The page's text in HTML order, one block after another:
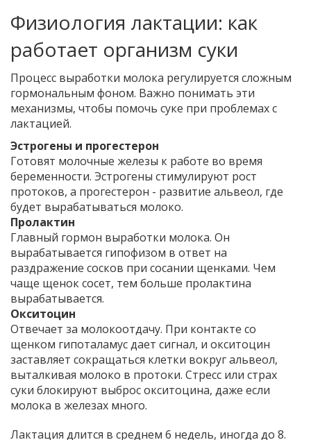
Физиология лактации: как
работает организм суки
Процесс выработки молока регулируется сложным
гормональным фоном. Важно понимать эти
механизмы, чтобы помочь суке при проблемах с
лактацией.
Эстрогены и прогестерон
Готовят молочные железы к работе во время
беременности. Эстрогены стимулируют рост
протоков, а прогестерон - развитие альвеол, где
будет вырабатываться молоко.
Пролактин
Главный гормон выработки молока. Он
вырабатывается гипофизом в ответ на
раздражение сосков при сосании щенками. Чем
чаще щенок сосет, тем больше пролактина
вырабатывается.
Окситоцин
Отвечает за молокоотдачу. При контакте со
щенком гипоталамус дает сигнал, и окситоцин
заставляет сокращаться клетки вокруг альвеол,
выталкивая молоко в протоки. Стресс или страх
суки блокируют выброс окситоцина, даже если
молока в железах много.
Лактация длится в среднем 6 недель, иногда до 8.